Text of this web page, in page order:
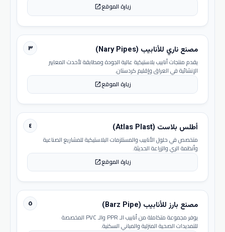
زيارة الموقعopen_in_new
٣ مصنع ناري للأنابيب (Nary Pipes)
يقدم منتجات أنابيب بلاستيكية عالية الجودة ومطابقة لأحدث المعايير
الإنشائية في العراق وإقليم كردستان.
زيارة الموقعopen_in_new
٤ أطلس بلاست (Atlas Plast)
متخصص في حلول الأنابيب والمستلزمات البلاستيكية للمشاريع الصناعية
وأنظمة الري والزراعة الحديثة.
زيارة الموقعopen_in_new
٥ مصنع بارز للأنابيب (Barz Pipe)
يوفر مجموعة متكاملة من أنابيب الـ PPR والـ PVC المخصصة
للتمديدات الصحية المنزلية والمباني السكنية.